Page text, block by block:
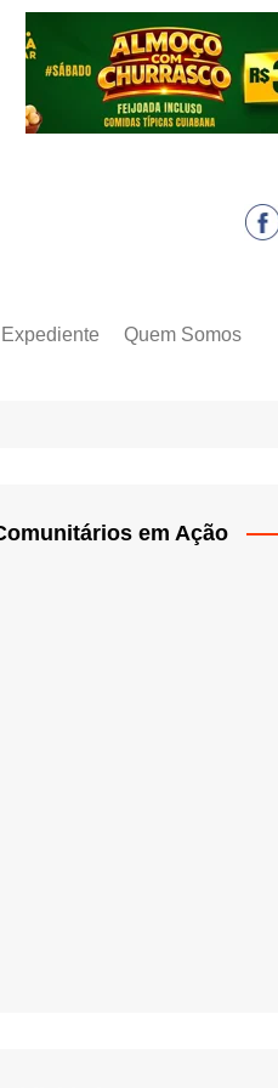
Expediente Quem Somos
em Ação